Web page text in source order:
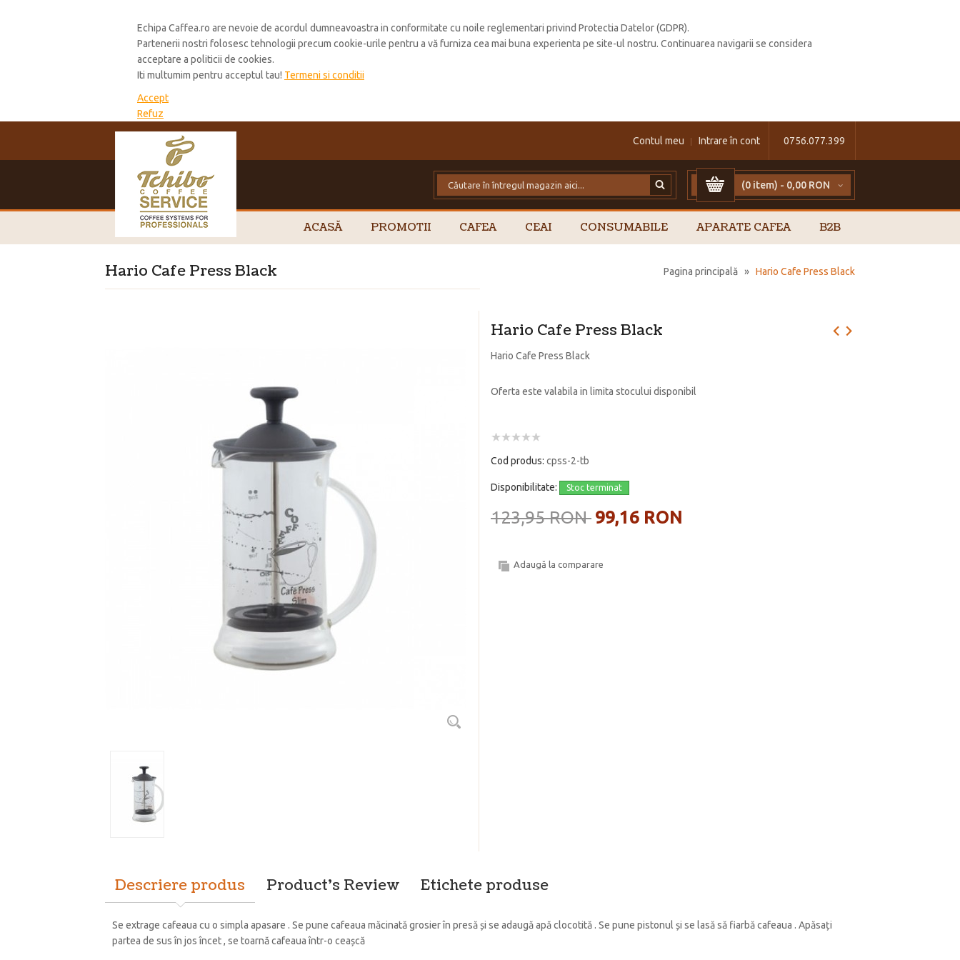
Echipa Caffea.ro are nevoie de acordul dumneavoastra in conformitate cu noile reglementari privind Protectia Datelor (GDPR).
Partenerii nostri folosesc tehnologii precum cookie-urile pentru a vă furniza cea mai buna experienta pe site-ul nostru. Continuarea navigarii se considera
acceptare a politicii de cookies.
Iti multumim pentru acceptul tau! Termeni si conditii
Accept
Refuz
0756.077.399
Contul meu Intrare în cont
(0 item) - 0,00 RON
ACASĂ PROMOTII CAFEA CEAI CONSUMABILE APARATE CAFEA B2B
Pagina principală » Hario Cafe Press Black
Hario Cafe Press Black
Hario Cafe Press Black
Hario Cafe Press Black
Oferta este valabila in limita stocului disponibil
Cod produs: cpss-2-tb
Disponibilitate: Stoc terminat
123,95 RON 99,16 RON
Adaugă la comparare
Descriere produs Product's Review Etichete produse
Se extrage cafeaua cu o simpla apasare . Se pune cafeaua măcinată grosier în presă și se adaugă apă clocotită . Se pune pistonul și se lasă să fiarbă cafeaua . Apăsați
partea de sus în jos încet , se toarnă cafeaua într-o ceașcă